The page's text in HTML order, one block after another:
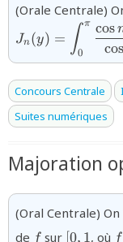
(Orale Centrale)
Jn (y) = ∫0
π
cos
cos
Concours Centrale
Suites numériques
Majoration
(Oral Centrale)
de {f}
f sur {[0,1}
[0, 1, où f